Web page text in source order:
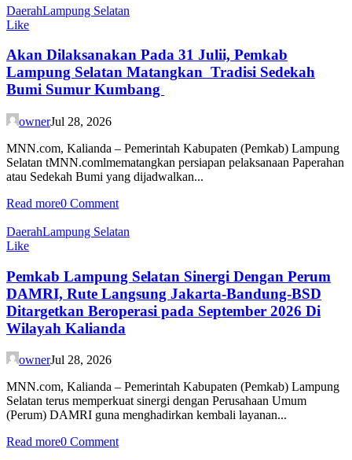
DaerahLampung Selatan
Like
Akan Dilaksanakan Pada 31 Julii, Pemkab
Lampung Selatan Matangkan Tradisi Sedekah
Bumi Sumur Kumbang
ownerJul 28, 2026
MNN.com, Kalianda – Pemerintah Kabupaten (Pemkab) Lampung
Selatan tMNN.comlmematangkan persiapan pelaksanaan Paperahan
atau Sedekah Bumi yang dijadwalkan...
Read more0 Comment
DaerahLampung Selatan
Like
Pemkab Lampung Selatan Sinergi Dengan Perum
DAMRI, Rute Langsung Jakarta-Bandung-BSD
Ditargetkan Beroperasi pada September 2026 Di
Wilayah Kalianda
ownerJul 28, 2026
MNN.com, Kalianda – Pemerintah Kabupaten (Pemkab) Lampung
Selatan terus memperkuat sinergi dengan Perusahaan Umum
(Perum) DAMRI guna menghadirkan kembali layanan...
Read more0 Comment